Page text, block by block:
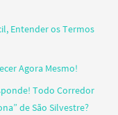
Entender os Termos
Agora Mesmo!
Todo Corredor
de São Silvestre?